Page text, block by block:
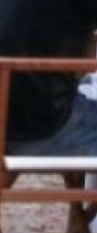
recollida
el
de
millores en
els usuaris del
de
i oferir
recomanats.
personals
dels seus
conèixer els